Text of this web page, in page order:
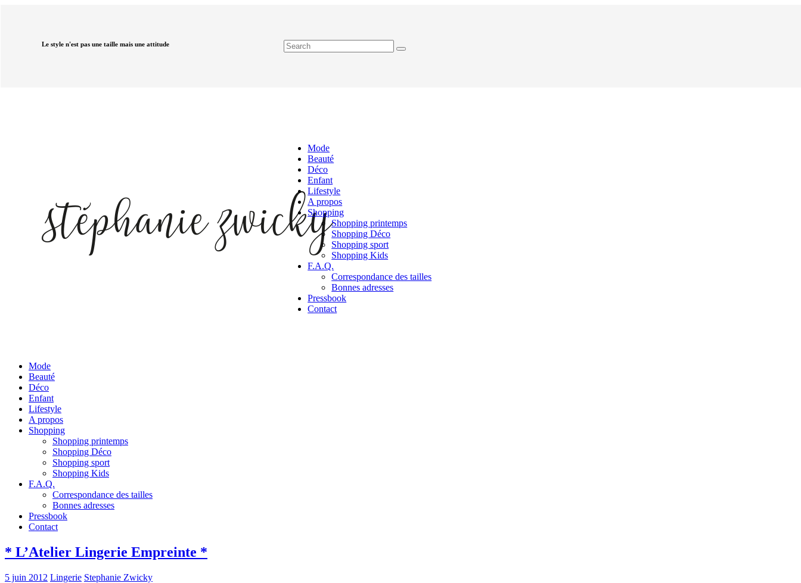
Le style n'est pas une taille mais une attitude
Mode
Beauté
Déco
Enfant
Lifestyle
A propos
Shopping
Shopping printemps
Shopping Déco
Shopping sport
Shopping Kids
F.A.Q.
Correspondance des tailles
Bonnes adresses
Pressbook
Contact
Mode
Beauté
Déco
Enfant
Lifestyle
A propos
Shopping
Shopping printemps
Shopping Déco
Shopping sport
Shopping Kids
F.A.Q.
Correspondance des tailles
Bonnes adresses
Pressbook
Contact
* L’Atelier Lingerie Empreinte *
5 juin 2012 Lingerie Stephanie Zwicky